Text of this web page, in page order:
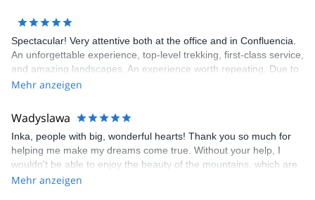
Spectacular! Very attentive both at the office and in Confluencia.
An unforgettable experience, top-level trekking, first-class service,
and amazing landscapes. An experience worth repeating. Due to
the season, we only made it to Plaza Francia, but we're definitely
Mehr anzeigen
Wadyslawa
Inka, people with big, wonderful hearts! Thank you so much for
helping me make my dreams come true. Without your help, I
wouldn't be able to enjoy the beauty of the mountains, which are
my passion. A three-day trek to Plaza Francia is an unforgettable
Mehr anzeigen